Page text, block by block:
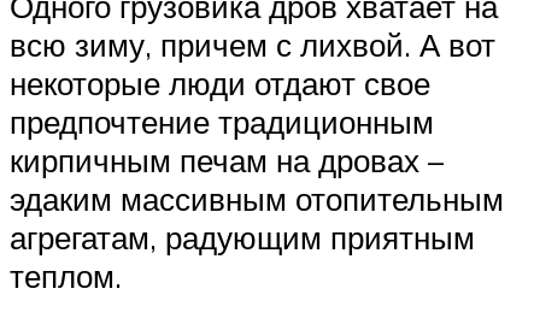
всю зиму, причем с лихвой. А вот
некоторые люди отдают свое
предпочтение традиционным
кирпичным печам на дровах –
эдаким массивным отопительным
агрегатам, радующим приятным
теплом.